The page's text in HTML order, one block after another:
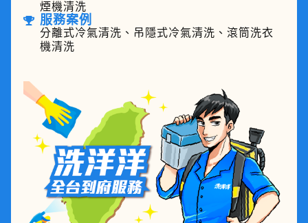
煙機清洗
服務案例
分離式冷氣清洗、吊隱式冷氣清洗、滾筒洗衣
機清洗